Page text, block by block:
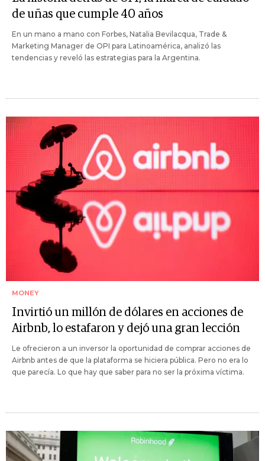
de uñas que cumple 40 años
En un mano a mano con Forbes, Natalia Bevilacqua, Trade &
Marketing Manager de OPI para Latinoamérica, analizó las
tendencias y reveló las estrategias para la Argentina.
MONEY
Invirtió un millón de dólares en acciones de
Airbnb, lo estafaron y dejó una gran lección
Le ofrecieron a un inversor la oportunidad de comprar acciones de
Airbnb antes de que la plataforma se hiciera pública. Pero no era lo
que parecía. Lo que hay que saber para no ser la próxima víctima.